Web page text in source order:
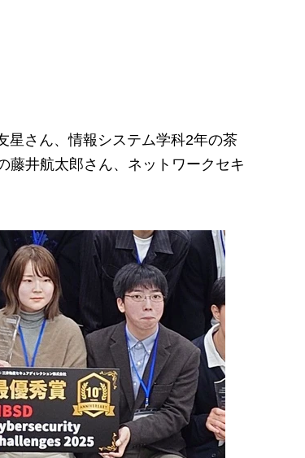
さん、情報システム学科2年の茶
井航太郎さん、 ネットワークセキ